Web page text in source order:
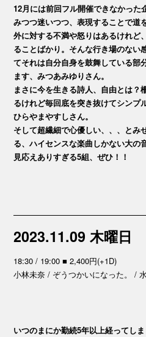
12月には前回フル開催できなかった
みつつ迷いつつ、表現することで道
外に対する不満や怒りはあるけれど
ることばかり。そんな行き場のない
てそれは自分自身を鼓舞している部
ます、みつあみゆりさん。
まさに今を生きる詩人、自由とは？
るけれど毎回底を突き抜けてシンプ
ひらやまやすしさん。
そして超繊細で心優しい、、、とみ
る、ハイセンスな楽曲しかない大の
見応えありすぎる5組、ぜひ！！
2023.11.09 木曜日
18:30 / 19:00 ■ 2,400円(+1D)
小林未奈 / ぞうつかいになった。 /
いつのまにか勤続5年以上経ってし